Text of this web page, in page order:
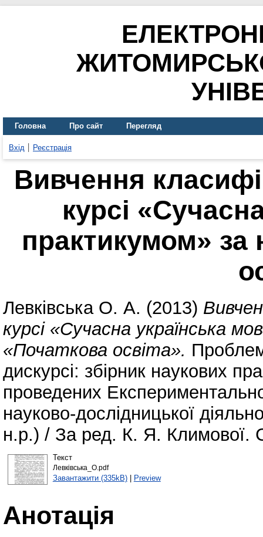
Головна Про сайт Перегляд
Вхід Реєстрація
Вивчення
курсі
практикумом»
Левківська О. А. (2013)
курсі «Сучасна українська
«Початкова освіта».
дискурсі: збірник наукових
проведених
науково-дослідницької
н.р.) / За ред. К. Я. Климової.
Текст
Левківська_О.pdf
Завантажити (335kB)| Preview
Анотація